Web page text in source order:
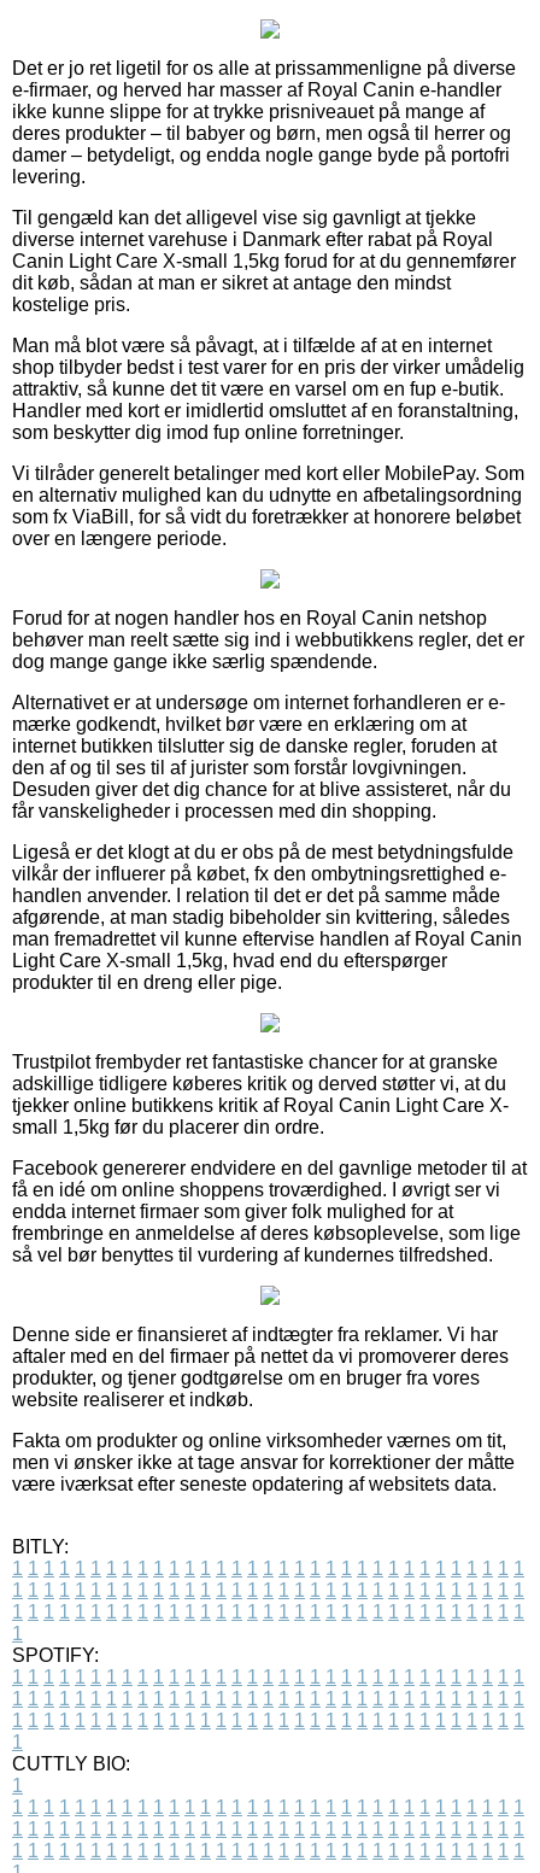
Det er jo ret ligetil for os alle at prissammenligne på diverse
e-firmaer, og herved har masser af Royal Canin e-handler
ikke kunne slippe for at trykke prisniveauet på mange af
deres produkter – til babyer og børn, men også til herrer og
damer – betydeligt, og endda nogle gange byde på portofri
levering.
Til gengæld kan det alligevel vise sig gavnligt at tjekke
diverse internet varehuse i Danmark efter rabat på Royal
Canin Light Care X-small 1,5kg forud for at du gennemfører
dit køb, sådan at man er sikret at antage den mindst
kostelige pris.
Man må blot være så påvagt, at i tilfælde af at en internet
shop tilbyder bedst i test varer for en pris der virker umådelig
attraktiv, så kunne det tit være en varsel om en fup e-butik.
Handler med kort er imidlertid omsluttet af en foranstaltning,
som beskytter dig imod fup online forretninger.
Vi tilråder generelt betalinger med kort eller MobilePay. Som
en alternativ mulighed kan du udnytte en afbetalingsordning
som fx ViaBill, for så vidt du foretrækker at honorere beløbet
over en længere periode.
Forud for at nogen handler hos en Royal Canin netshop
behøver man reelt sætte sig ind i webbutikkens regler, det er
dog mange gange ikke særlig spændende.
Alternativet er at undersøge om internet forhandleren er e-
mærke godkendt, hvilket bør være en erklæring om at
internet butikken tilslutter sig de danske regler, foruden at
den af og til ses til af jurister som forstår lovgivningen.
Desuden giver det dig chance for at blive assisteret, når du
får vanskeligheder i processen med din shopping.
Ligeså er det klogt at du er obs på de mest betydningsfulde
vilkår der influerer på købet, fx den ombytningsrettighed e-
handlen anvender. I relation til det er det på samme måde
afgørende, at man stadig bibeholder sin kvittering, således
man fremadrettet vil kunne eftervise handlen af Royal Canin
Light Care X-small 1,5kg, hvad end du efterspørger
produkter til en dreng eller pige.
Trustpilot frembyder ret fantastiske chancer for at granske
adskillige tidligere køberes kritik og derved støtter vi, at du
tjekker online butikkens kritik af Royal Canin Light Care X-
small 1,5kg før du placerer din ordre.
Facebook genererer endvidere en del gavnlige metoder til at
få en idé om online shoppens troværdighed. I øvrigt ser vi
endda internet firmaer som giver folk mulighed for at
frembringe en anmeldelse af deres købsoplevelse, som lige
så vel bør benyttes til vurdering af kundernes tilfredshed.
Denne side er finansieret af indtægter fra reklamer. Vi har
aftaler med en del firmaer på nettet da vi promoverer deres
produkter, og tjener godtgørelse om en bruger fra vores
website realiserer et indkøb.
Fakta om produkter og online virksomheder værnes om tit,
men vi ønsker ikke at tage ansvar for korrektioner der måtte
være iværksat efter seneste opdatering af websitets data.
BITLY:
1 1 1 1 1 1 1 1 1 1 1 1 1 1 1 1 1 1 1 1 1 1 1 1 1 1 1 1 1 1 1 1 1
1 1 1 1 1 1 1 1 1 1 1 1 1 1 1 1 1 1 1 1 1 1 1 1 1 1 1 1 1 1 1 1 1
1 1 1 1 1 1 1 1 1 1 1 1 1 1 1 1 1 1 1 1 1 1 1 1 1 1 1 1 1 1 1 1 1
1
SPOTIFY:
1 1 1 1 1 1 1 1 1 1 1 1 1 1 1 1 1 1 1 1 1 1 1 1 1 1 1 1 1 1 1 1 1
1 1 1 1 1 1 1 1 1 1 1 1 1 1 1 1 1 1 1 1 1 1 1 1 1 1 1 1 1 1 1 1 1
1 1 1 1 1 1 1 1 1 1 1 1 1 1 1 1 1 1 1 1 1 1 1 1 1 1 1 1 1 1 1 1 1
1
CUTTLY BIO:
1
1 1 1 1 1 1 1 1 1 1 1 1 1 1 1 1 1 1 1 1 1 1 1 1 1 1 1 1 1 1 1 1 1
1 1 1 1 1 1 1 1 1 1 1 1 1 1 1 1 1 1 1 1 1 1 1 1 1 1 1 1 1 1 1 1 1
1 1 1 1 1 1 1 1 1 1 1 1 1 1 1 1 1 1 1 1 1 1 1 1 1 1 1 1 1 1 1 1 1